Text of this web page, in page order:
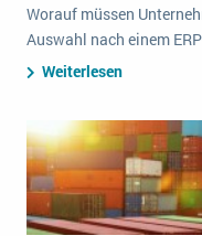
Worauf müssen
Auswahl nach einem
Weiterlesen